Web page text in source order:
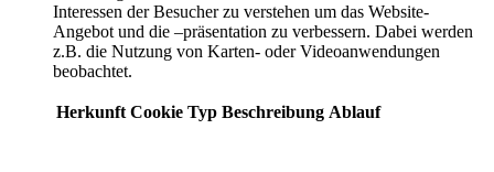
Interessen der Besucher zu verstehen um das Website-
Angebot und die –präsentation zu verbessern. Dabei werden
z.B. die Nutzung von Karten- oder Videoanwendungen
beobachtet.
Herkunft Cookie Typ Beschreibung Ablauf